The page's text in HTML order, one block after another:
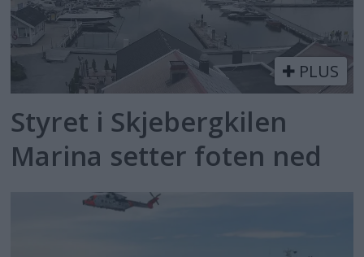
PLUS
Styret i Skjebergkilen
Marina setter foten ned